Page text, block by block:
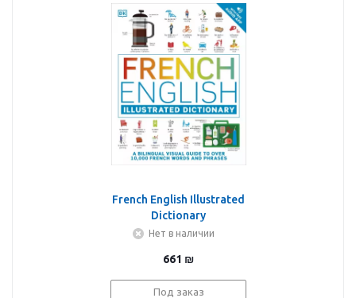
French English Illustrated
Dictionary
Нет в наличии
661 ₪
Под заказ